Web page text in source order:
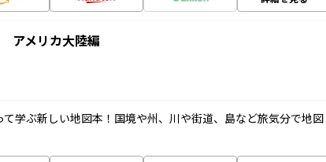
メリカ大陸編
学ぶ新しい地図本！国境や州、川や街道、島など旅気分で地図